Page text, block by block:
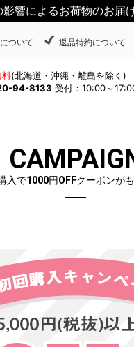
影響によるお荷物のお届
ついて 返品特約について
料(北海道・沖縄・離島を除く)
94-8133 受付：10:00～
入で1000円OFFクーポンがも